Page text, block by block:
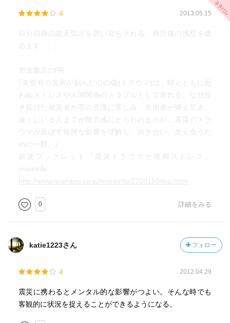
4 2013.05.15
自分自身の能天気さを思い知らされる。再読後の感想を纏
めます。。。
岩波書店のPR
｢未曽有の災害が刻んだ心の傷(トラウマ)は、時とともに思
わぬストレスや人間関係のトラブルとして表れる。なぜ生
き延びた被災者が罪の意識に苦しみ、支援者が燃え尽き、
遠くにいる人までが無力感にとらわれるのか、震災のトラ
ウマが及ぼす複雑な影響を理解し、向き合い、支え合うた
めの一冊。｣
岩波ブックレット『震災トラウマと復興ストレス』
moreinfo
0 詳細をみる
katie1223さん フォロー
4 2012.04.29
震災に携わるとメンタル的な影響がつよい。そんな時でも
客観的に状況を捉えることができるようになる。